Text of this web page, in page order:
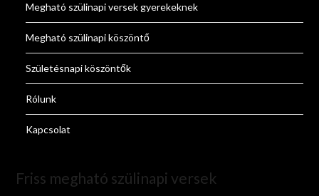
Megható szülinapi versek gyerekeknek
Megható szülinapi köszöntő
Születésnapi köszöntők
Rólunk
Kapcsolat
Friss megható szülinapi versek